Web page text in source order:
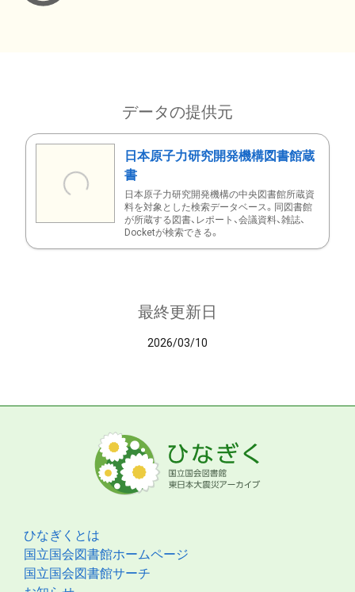
データの提供元
日本原子力研究開発機構図書館蔵
書
日本原子力研究開発機構の中央図書館所蔵資
料を対象とした検索データベース。同図書館
が所蔵する図書、レポート、会議資料、雑誌、
Docketが検索できる。
最終更新日
2026/03/10
ひなぎくとは
国立国会図書館ホームページ
国立国会図書館サーチ